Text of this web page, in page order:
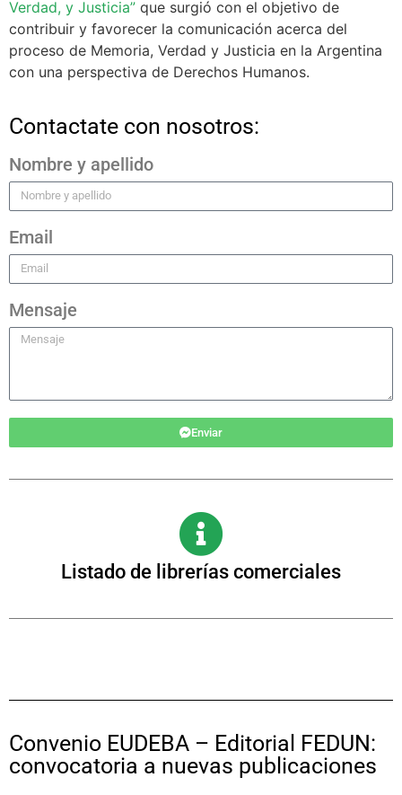
Verdad, y Justicia” que surgió con el objetivo de
contribuir y favorecer la comunicación acerca del
proceso de Memoria, Verdad y Justicia en la Argentina
con una perspectiva de Derechos Humanos.
Contactate con nosotros:
Nombre y apellido
Email
Mensaje
Enviar
Listado de librerías comerciales
Convenio EUDEBA – Editorial FEDUN:
convocatoria a nuevas publicaciones